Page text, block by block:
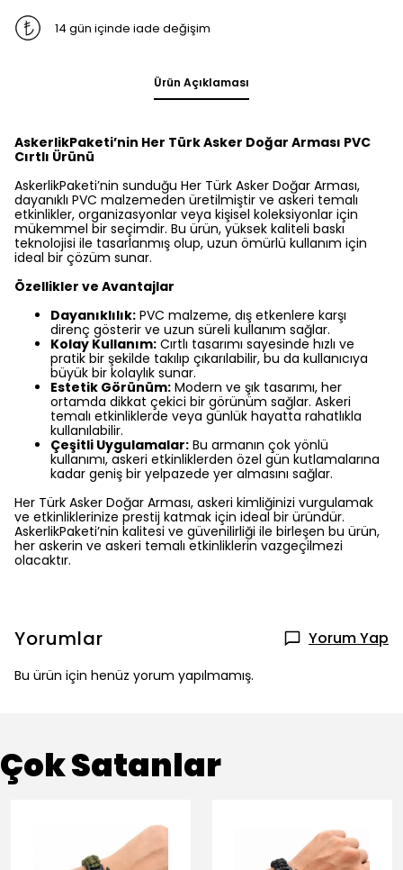
14 gün içinde iade değişim
Ürün Açıklaması
AskerlikPaketi’nin Her Türk Asker Doğar Arması PVC
Cırtlı Ürünü
AskerlikPaketi’nin sunduğu Her Türk Asker Doğar Arması,
dayanıklı PVC malzemeden üretilmiştir ve askeri temalı
etkinlikler, organizasyonlar veya kişisel koleksiyonlar için
mükemmel bir seçimdir. Bu ürün, yüksek kaliteli baskı
teknolojisi ile tasarlanmış olup, uzun ömürlü kullanım için
ideal bir çözüm sunar.
Özellikler ve Avantajlar
Dayanıklılık: PVC malzeme, dış etkenlere karşı
direnç gösterir ve uzun süreli kullanım sağlar.
Kolay Kullanım: Cırtlı tasarımı sayesinde hızlı ve
pratik bir şekilde takılıp çıkarılabilir, bu da kullanıcıya
büyük bir kolaylık sunar.
Estetik Görünüm: Modern ve şık tasarımı, her
ortamda dikkat çekici bir görünüm sağlar. Askeri
temalı etkinliklerde veya günlük hayatta rahatlıkla
kullanılabilir.
Çeşitli Uygulamalar: Bu armanın çok yönlü
kullanımı, askeri etkinliklerden özel gün kutlamalarına
kadar geniş bir yelpazede yer almasını sağlar.
Her Türk Asker Doğar Arması, askeri kimliğinizi vurgulamak
ve etkinliklerinize prestij katmak için ideal bir üründür.
AskerlikPaketi’nin kalitesi ve güvenilirliği ile birleşen bu ürün,
her askerin ve askeri temalı etkinliklerin vazgeçilmezi
olacaktır.
Yorumlar Yorum Yap
Bu ürün için henüz yorum yapılmamış.
Çok Satanlar